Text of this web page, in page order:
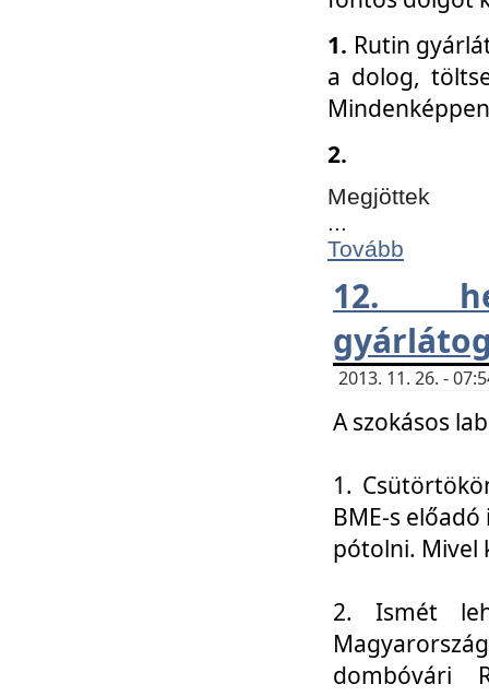
1. Rutin
a dolog,
2.
Megjöttek
...
Tovább
12.
2013. 11. 26. -
A szokásos
1.
BME-s
pótolni. Mivel
2. Ismét
dombóvári